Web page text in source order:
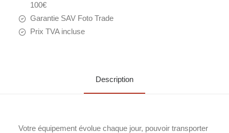
100€
Garantie SAV Foto Trade
Prix TVA incluse
Description
Votre équipement évolue chaque jour, pouvoir transporter